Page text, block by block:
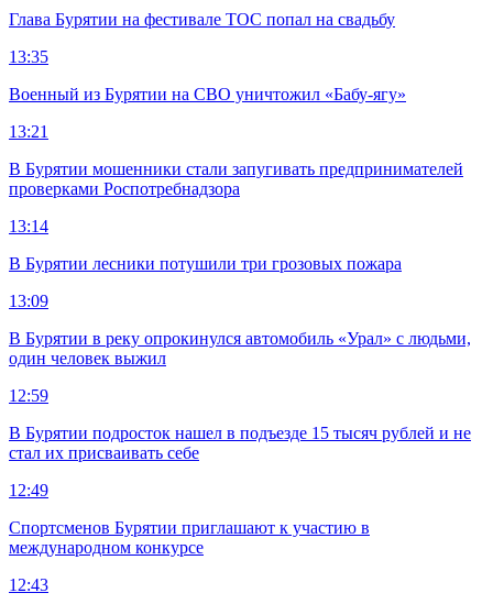
Глава Бурятии на фестивале ТОС попал на свадьбу
13:35
Военный из Бурятии на СВО уничтожил «Бабу-ягу»
13:21
В Бурятии мошенники стали запугивать предпринимателей
проверками Роспотребнадзора
13:14
В Бурятии лесники потушили три грозовых пожара
13:09
В Бурятии в реку опрокинулся автомобиль «Урал» с людьми,
один человек выжил
12:59
В Бурятии подросток нашел в подъезде 15 тысяч рублей и не
стал их присваивать себе
12:49
Спортсменов Бурятии приглашают к участию в
международном конкурсе
12:43